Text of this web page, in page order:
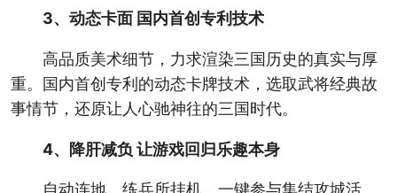
3、动态卡面 国内首创专利技术
高品质美术细节，力求渲染三国历史的真实与厚
重。国内首创专利的动态卡牌技术，选取武将经典故
事情节，还原让人心驰神往的三国时代。
4、降肝减负 让游戏回归乐趣本身